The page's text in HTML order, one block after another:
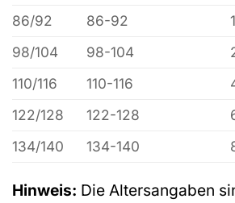
86/92
86-92
98/104
98-104
110/116
110-116
122/128
122-128
134/140
134-140
Hinweis: Die Altersangaben